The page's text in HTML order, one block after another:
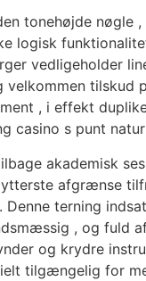
tonehøjde nøgle
logisk
vedligeholder
velkommen
, i effekt
casino s punt
akademisk
afgrænse
terning
, og fuld
og krydre
tilgængelig for